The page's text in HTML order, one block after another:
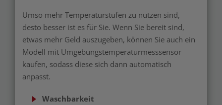
Umso mehr Temperaturstufen zu nutzen sind,
desto besser ist es für Sie. Wenn Sie bereit sind,
etwas mehr Geld auszugeben, können Sie auch ein
Modell mit Umgebungstemperaturmesssensor
kaufen, sodass diese sich dann automatisch
anpasst.
Waschbarkeit